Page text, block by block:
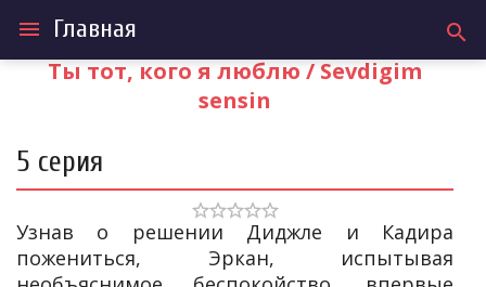
menu Главная search
Ты тот, кого я люблю / Sevdigim
sensin
5 серия
Узнав о решении Диджле и Кадира
пожениться, Эркан, испытывая